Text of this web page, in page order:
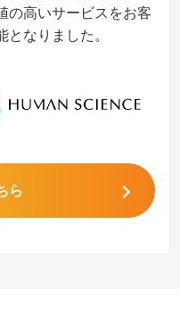
の高いサービスをお客
なりました。
ら